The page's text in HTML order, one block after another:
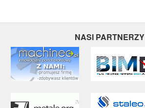
NASI PARTNERZY